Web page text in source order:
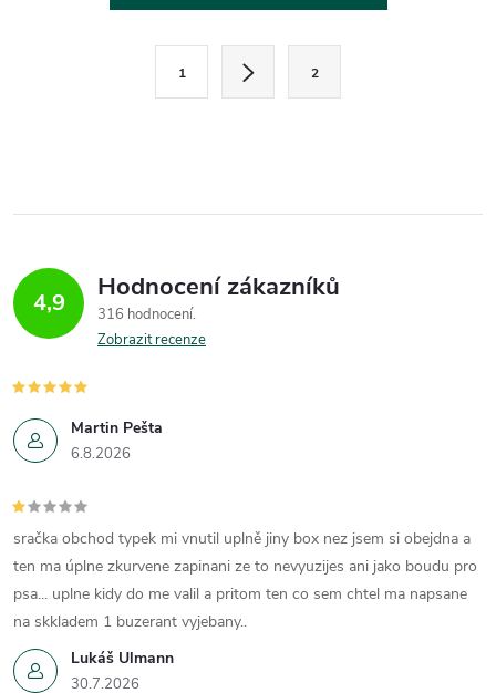
í
p
r
v
k
y
v
ý
p
i
k
v
á
n
1 2
4,9 Hodnocení zákazníků
316 hodnocení
Zobrazit recenze
Martin Pešta
6.8.2026
Lukáš Ulmann
30.7.2026
sračka obchod typek mi vnutil uplně jiny box nez jsem si obejdna a
ten ma úplne zkurvene zapinani ze to nevyuzijes ani jako boudu pro
psa... uplne kidy do me valil a pritom ten co sem chtel ma napsane
na skkladem 1 buzerant vyjebany..